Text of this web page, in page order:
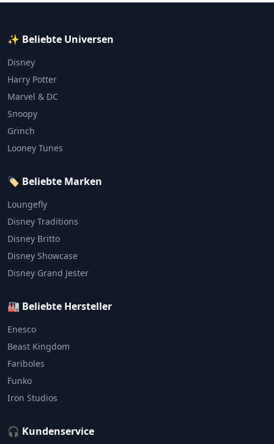
✨ Beliebte Universen
Disney
Harry Potter
Marvel & DC
Snoopy
Grinch
Looney Tunes
🏷️ Beliebte Marken
Loungefly
Disney Traditions
Disney Britto
Disney Showcase
Disney Grand Jester
🏭 Beliebte Hersteller
Enesco
Beast Kingdom
Fariboles
Funko
Iron Studios
🎧 Kundenservice